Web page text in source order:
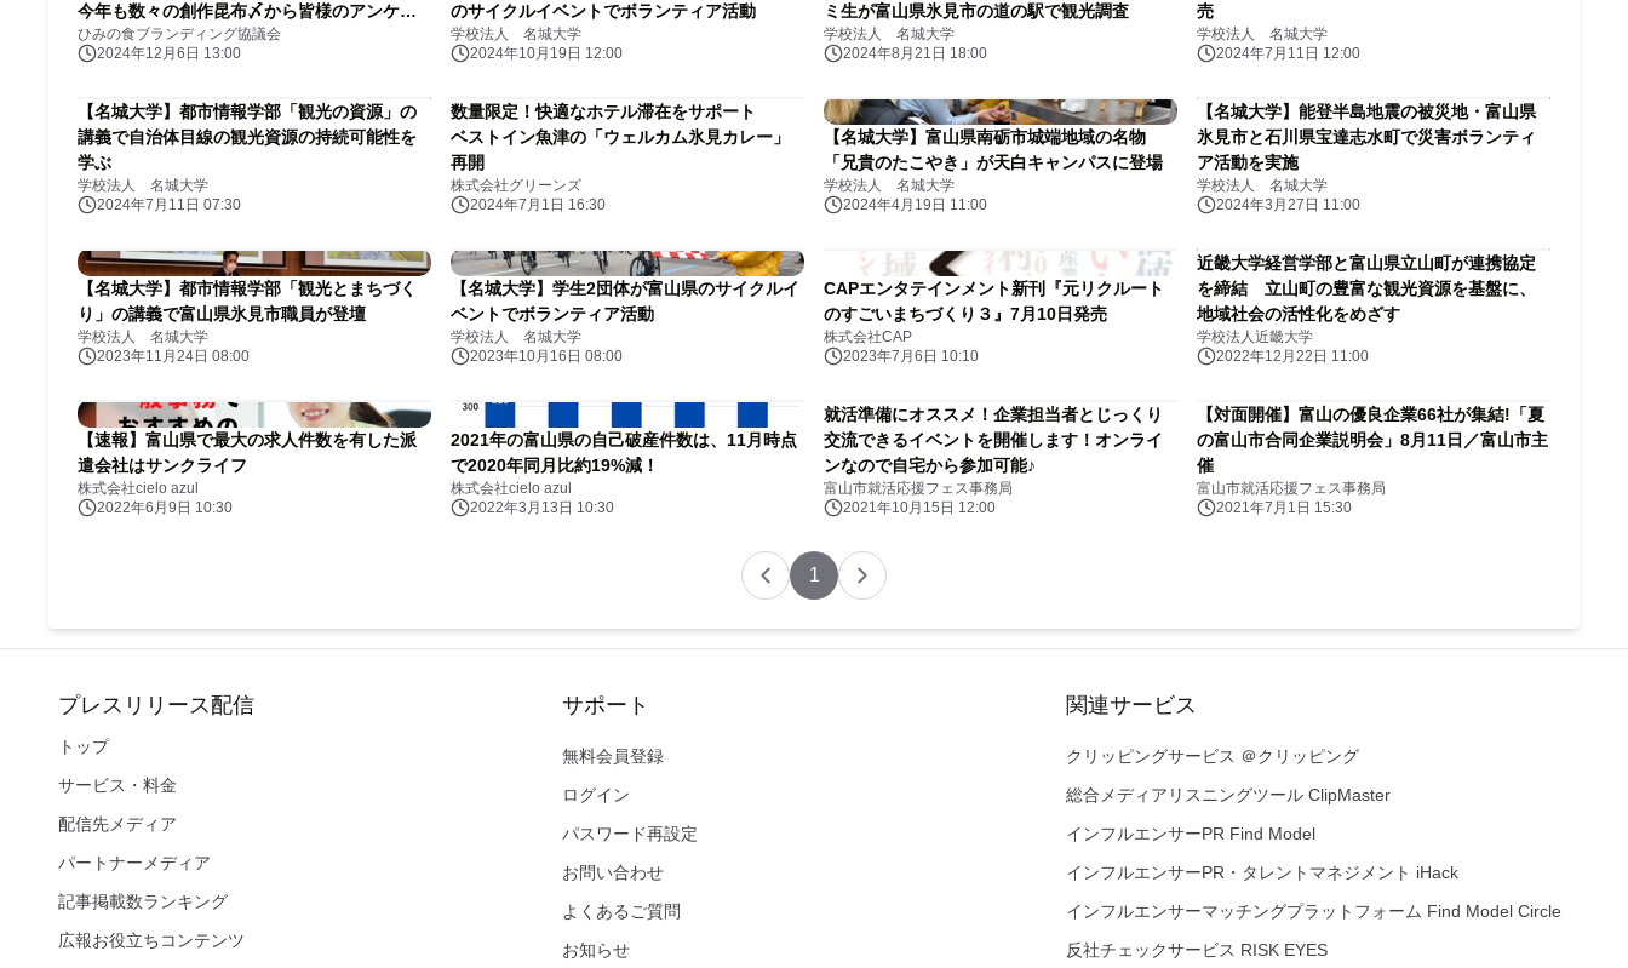
今年も数々の創作昆布〆から皆様のアンケー
トで決定！ 「第4回ひみ昆布〆サミットin首都
圏」の受賞店舗が決まりました
ひみの食ブランディング協議会
2024年12月6日 13:00
のサイクルイベントでボランティア活動
学校法人 名城大学
2024年10月19日 12:00
ミ生が富山県氷見市の道の駅で観光調査
学校法人 名城大学
2024年8月21日 18:00
売
学校法人 名城大学
2024年7月11日 12:00
【名城大学】都市情報学部「観光の資源」の
講義で自治体目線の観光資源の持続可能性を
学ぶ
学校法人 名城大学
2024年7月11日 07:30
数量限定！快適なホテル滞在をサポート
ベストイン魚津の「ウェルカム氷見カレー」
再開
株式会社グリーンズ
2024年7月1日 16:30
【名城大学】富山県南砺市城端地域の名物
「兄貴のたこやき」が天白キャンパスに登場
学校法人 名城大学
2024年4月19日 11:00
【名城大学】能登半島地震の被災地・富山県
氷見市と石川県宝達志水町で災害ボランティ
ア活動を実施
学校法人 名城大学
2024年3月27日 11:00
【名城大学】都市情報学部「観光とまちづく
り」の講義で富山県氷見市職員が登壇
学校法人 名城大学
2023年11月24日 08:00
【名城大学】学生2団体が富山県のサイクルイ
ベントでボランティア活動
学校法人 名城大学
2023年10月16日 08:00
CAPエンタテインメント新刊『元リクルート
のすごいまちづくり３』7月10日発売
株式会社CAP
2023年7月6日 10:10
近畿大学経営学部と富山県立山町が連携協定
を締結 立山町の豊富な観光資源を基盤に、
地域社会の活性化をめざす
学校法人近畿大学
2022年12月22日 11:00
【速報】富山県で最大の求人件数を有した派
遣会社はサンクライフ
株式会社cielo azul
2022年6月9日 10:30
2021年の富山県の自己破産件数は、11月時点
で2020年同月比約19%減！
株式会社cielo azul
2022年3月13日 10:30
就活準備にオススメ！企業担当者とじっくり
交流できるイベントを開催します！オンライ
ンなので自宅から参加可能♪
富山市就活応援フェス事務局
2021年10月15日 12:00
【対面開催】富山の優良企業66社が集結!「夏
の富山市合同企業説明会」8月11日／富山市主
催
富山市就活応援フェス事務局
2021年7月1日 15:30
1
プレスリリース配信
トップ
サービス・料金
配信先メディア
パートナーメディア
記事掲載数ランキング
広報お役立ちコンテンツ
サポート
無料会員登録
ログイン
パスワード再設定
お問い合わせ
よくあるご質問
お知らせ
関連サービス
クリッピングサービス ＠クリッピング
総合メディアリスニングツール ClipMaster
インフルエンサーPR Find Model
インフルエンサーPR・タレントマネジメント iHack
インフルエンサーマッチングプラットフォーム Find Model Circle
反社チェックサービス RISK EYES